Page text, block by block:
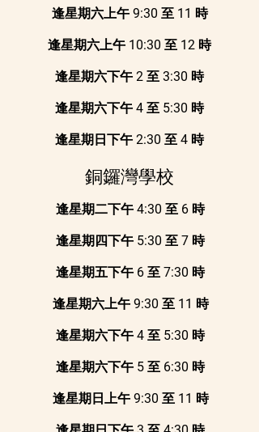
逢星期六上午 9:30 至 11 時
逢星期六上午 10:30 至 12 時
逢星期六下午 2 至 3:30 時
逢星期六下午 4 至 5:30 時
逢星期日下午 2:30 至 4 時
銅鑼灣學校
逢星期二下午 4:30 至 6 時
逢星期四下午 5:30 至 7 時
逢星期五下午 6 至 7:30 時
逢星期六上午 9:30 至 11 時
逢星期六下午 4 至 5:30 時
逢星期六下午 5 至 6:30 時
逢星期日上午 9:30 至 11 時